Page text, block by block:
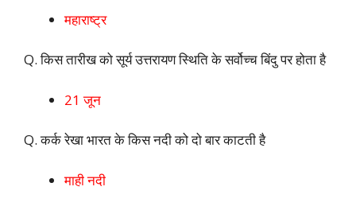
महाराष्ट्र
Q. किस तारीख को सूर्य उत्तरायण स्थिति के सर्वोच्च बिंदु पर होता है
21 जून
Q. कर्क रेखा भारत के किस नदी को दो बार काटती है
माही नदी